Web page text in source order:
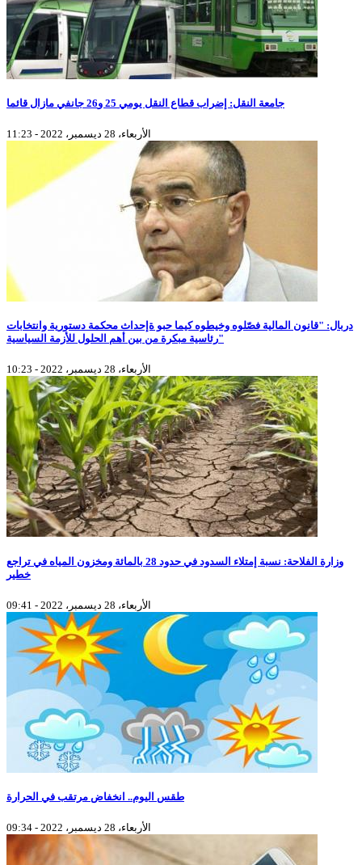
جامعة النقل: إضراب قطاع النقل يومي 25 و26 جانفي مازال قائما
الأربعاء، 28 ديسمبر، 2022 - 11:23
دربال: "قانون المالية فصّلوه وخيطوه كيما حبو ةإحداث محكمة دستورية وانتخابات
رئاسية مبكرة من بين أهم الحلول للأزمة السياسية"
الأربعاء، 28 ديسمبر، 2022 - 10:23
وزارة الفلاحة: نسبة إمتلاء السدود في حدود 28 بالمائة ومخزون المياه في تراجع
خطير
الأربعاء، 28 ديسمبر، 2022 - 09:41
طقس اليوم.. انخفاض مرتقب في الحرارة
الأربعاء، 28 ديسمبر، 2022 - 09:34